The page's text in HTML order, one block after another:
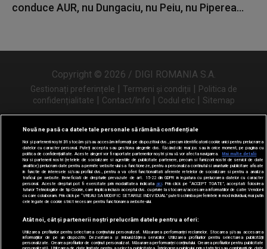
conduce AUR, nu Dungaciu, nu Peiu, nu Piperea...
Copyright © 2026 / DIGI ROMANIA S.A.
Gestionați preferințele | Termeni și condiții | Politica de
confidențialitate | Contact/Info | Codul etic | Sitemap
Urmărește-ne și pe
Nouă ne pasă ca datele tale personale să rămână confidențiale
Noi și partenerii noștri31 stocăm și/sau accesăm informații pe dispozitivul dvs., precum identificatorii cookie unici pentru prelucrarea
datelor cu caracter personal. Puteți accepta sau gestiona alegerile dvs. făcând clic mai jos sau în orice moment, pe pagina cu
politica de confidențialitate. Aceste alegeri vor fi raportate partenerilor noștri și nu vă vor afecta navigarea.
Mai multe detalii
Noi si partenerii nostri (retelele de socializare si agentiile de publicitate partenere, precum si furnizorii nostri de servicii de date
analitice) prelucram date pentru a permite website-ului sa functioneze, pentru a personaliza continutul si anunturile publicitare afisate
in functie de interesele si/sau profilul dvs., pentru a va oferi functionalitati aferente retelelor de socializare si pentru a analiza
traficul pe website. Beneficiati de drepturile prevazute de art. 15-22 din GDPR in legatura cu prelucrarea datelor cu caracter
personal. Aceste drepturi pot fi exercitate prin modalitatea indicata aici. Prin click pe “ACCEPT TOATE”, acceptati folosirea
tuturor Tehnologiilor de tip Cookie, care implica inclusiv acceptul dvs. cu privire la stocarea/accesarea informatiilor de catre Vendor-ii
cu care colaboram. Prin click pe “VREAU SA MODIFIC SETARILE INDIVIDUAL” puteti schimba preferintele in mod individual, mai putin
cele legate de cookie strict necesare pentru functionarea website-ului.
Atât noi, cât și partenerii noștri prelucrăm datele pentru a oferi:
Utilizarea profilurilor pentru selectarea conținutului personalizat. Măsurarea performanței reclamelor. Stocarea și/sau accesarea
informațiilor de pe un dispozitiv. Dezvoltarea și îmbunătățirea serviciilor. Utilizarea profilurilor pentru selectarea publicității
personalizate. Crearea profilurilor de conținut personalizat. Măsurarea performanței conținutului. Crearea profilurilor pentru publicitate